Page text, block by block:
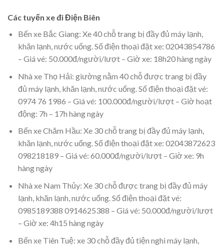
Các tuyến xe đi Điện Biên
Bến xe Bắc Giang: Xe 40 chỗ trang bị đầy đủ máy lạnh,
khăn lạnh, nước uống. Số điện thoại đặt xe: 02043854786
– Giá vé: 50.000đ/người/lượt – Giờ xe: 18h20 hàng ngày
Nhà xe Thọ Hải: giường nằm 40 chỗ được trang bị đầy
đủ máy lạnh, khăn lạnh, nước uống. Số điện thoại đặt vé:
0974 76 1986 – Giá vé: 100.000đ/người/lượt – Giờ hoạt
động: 7h – 17h hàng ngày
Bến xe Chăm Hầu: Xe 30 chỗ trang bị đầy đủ máy lạnh,
khăn lạnh, nước uống. Số điện thoại đặt xe: 02043872623
098218189 – Giá vé: 60.000đ/người/lượt – Giờ xe: 9h
hàng ngày
Nhà xe Nam Thủy: Xe 30 chỗ được trang bị đầy đủ máy
lạnh, khăn lạnh, nước uống. Số điện thoại đặt vé:
0985189388 0914625388 – Giá vé: 50.000đ/người/lượt
– Giờ xe: 4h15 hàng ngày
Bến xe Tiên Tuệ: xe 30 chỗ đầy đủ tiện nghi máy lạnh,